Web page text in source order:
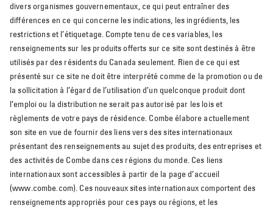
divers organismes gouvernementaux, ce qui peut entraîner des
différences en ce qui concerne les indications, les ingrédients, les
restrictions et l’étiquetage. Compte tenu de ces variables, les
renseignements sur les produits offerts sur ce site sont destinés à être
utilisés par des résidents du Canada seulement. Rien de ce qui est
présenté sur ce site ne doit être interprété comme de la promotion ou de
la sollicitation à l’égard de l’utilisation d’un quelconque produit dont
l’emploi ou la distribution ne serait pas autorisé par les lois et
règlements de votre pays de résidence. Combe élabore actuellement
son site en vue de fournir des liens vers des sites internationaux
présentant des renseignements au sujet des produits, des entreprises et
des activités de Combe dans ces régions du monde. Ces liens
internationaux sont accessibles à partir de la page d’accueil
(www.combe.com). Ces nouveaux sites internationaux comportent des
renseignements appropriés pour ces pays ou régions, et les